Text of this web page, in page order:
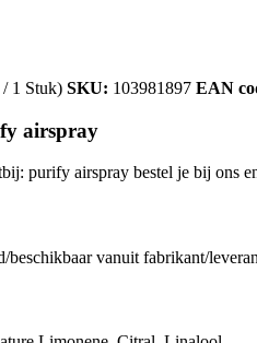
/ 1 Stuk) SKU: 103981897 EAN
airspray
purify airspray bestel je bij ons
beschikbaar vanuit fabrikant/